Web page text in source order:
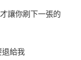
讓你刷下一張的
退給我